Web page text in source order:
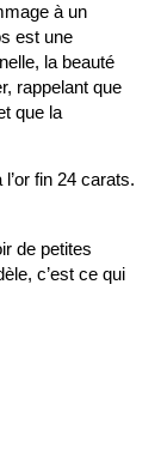
à un
est une
la beauté
rappelant que
que la
fin 24 carats.
de petites
c’est ce qui